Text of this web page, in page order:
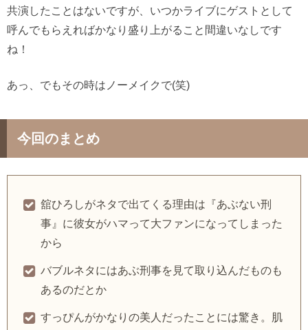
共演したことはないですが、いつかライブにゲストとして
呼んでもらえればかなり盛り上がること間違いなしです
ね！
あっ、でもその時はノーメイクで(笑)
今回のまとめ
舘ひろしがネタで出てくる理由は『あぶない刑
事』に彼女がハマって大ファンになってしまった
から
バブルネタにはあぶ刑事を見て取り込んだものも
あるのだとか
すっぴんがかなりの美人だったことには驚き。肌